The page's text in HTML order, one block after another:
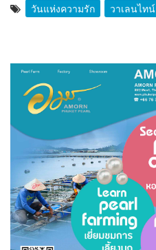
วันแห่งความรัก วาเลนไทน์